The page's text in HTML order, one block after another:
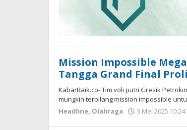
Mission Impossible
Tangga Grand Final
KabarBaik.co- Tim voli putri Gresik
mungkin terbilang mission impossible
Headline, Olahraga 3 Mei 2025 10:24